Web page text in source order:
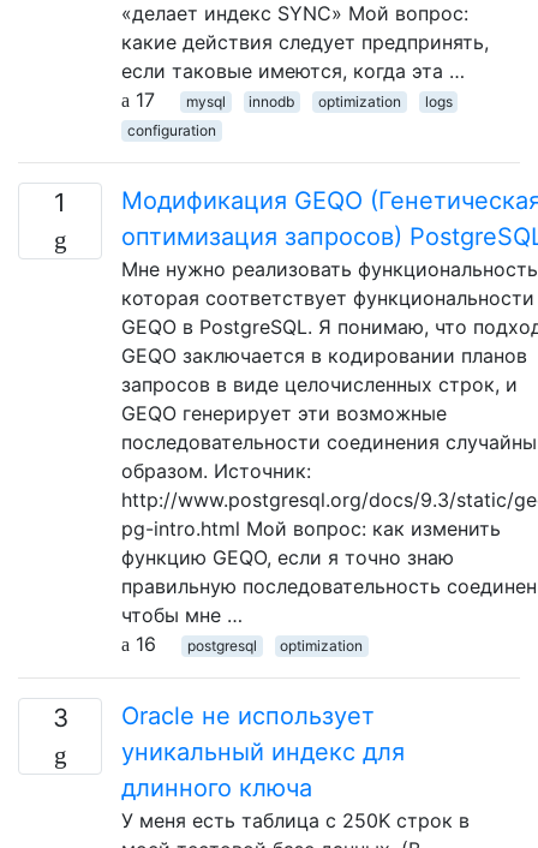
«делает индекс SYNC» Мой вопрос:
какие действия следует предпринять,
если таковые имеются, когда эта …
17
mysql innodb optimization
logs
configuration
1
Модификация GEQO
оптимизация запросов)
Мне нужно реализовать
которая соответствует функциональности
GEQO в PostgreSQL. Я понимаю, что
GEQO заключается в кодировании планов
запросов в виде целочисленных строк, и
GEQO генерирует эти возможные
последовательности соединения
образом. Источник:
http://www.postgresql.org/docs/9.3/static/
pg-intro.html Мой вопрос: как изменить
функцию GEQO, если я точно знаю
правильную последовательность
чтобы мне …
16
postgresql optimization
3
Oracle не использует
уникальный индекс для
длинного ключа
У меня есть таблица с 250K строк в